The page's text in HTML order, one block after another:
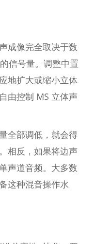
成像完全取决于数
信号量。调整中置
地扩大或缩小立体
由控制 MS 立体声
全部调低，就会得
相反，如果将边声
声道音频。大多数
这种混音操作水